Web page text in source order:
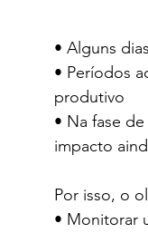
• Alguns
• Períodos
produtivo
• Na fase
impacto
Por isso, o
• Monitorar